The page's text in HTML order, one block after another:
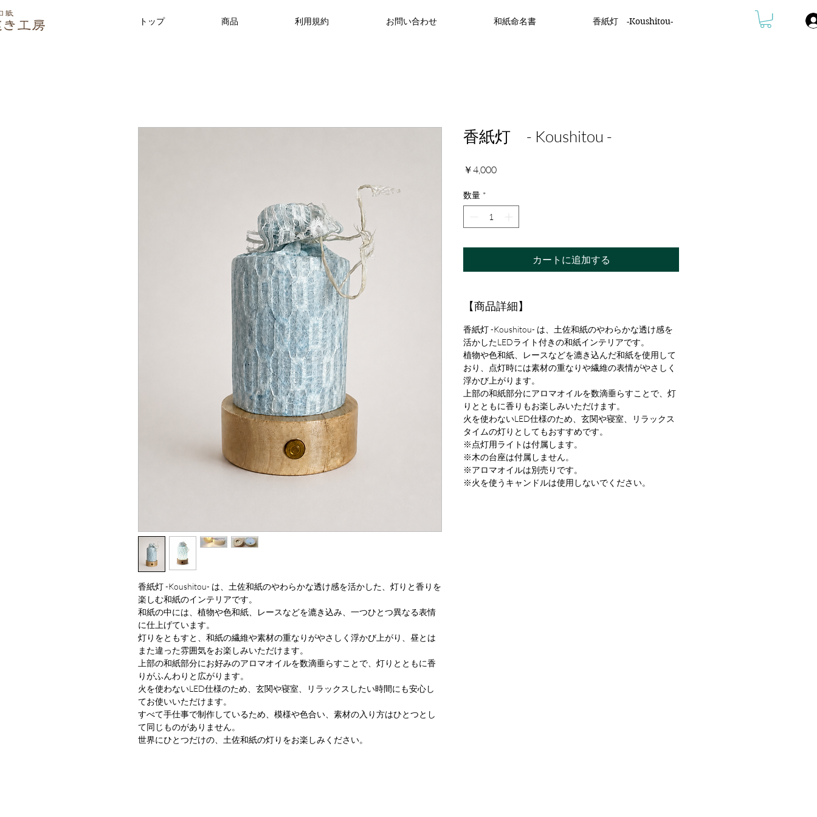
トップ 商品 利用規約 お問い合わせ 和紙命名書 香紙灯 -Koushitou-
香紙灯 -Koushitou- は、土佐和紙のやわらかな透け感を活かした、灯りと香りを
楽しむ和紙のインテリアです。
和紙の中には、植物や色和紙、レースなどを漉き込み、一つひとつ異なる表情
に仕上げています。
灯りをともすと、和紙の繊維や素材の重なりがやさしく浮かび上がり、昼とは
また違った雰囲気をお楽しみいただけます。
上部の和紙部分にお好みのアロマオイルを数滴垂らすことで、灯りとともに香
りがふんわりと広がります。
火を使わないLED仕様のため、玄関や寝室、リラックスしたい時間にも安心し
てお使いいただけます。
すべて手仕事で制作しているため、模様や色合い、素材の入り方はひとつとし
て同じものがありません。
世界にひとつだけの、土佐和紙の灯りをお楽しみください。
香紙灯 - Koushitou -
￥4,000価
数量 *
カートに追加する
【商品詳細】
香紙灯 -Koushitou- は、土佐和紙のやわらかな透け感を
活かしたLEDライト付きの和紙インテリアです。
植物や色和紙、レースなどを漉き込んだ和紙を使用して
おり、点灯時には素材の重なりや繊維の表情がやさしく
浮かび上がります。
上部の和紙部分にアロマオイルを数滴垂らすことで、灯
りとともに香りもお楽しみいただけます。
火を使わないLED仕様のため、玄関や寝室、リラックス
タイムの灯りとしてもおすすめです。
※点灯用ライトは付属します。
※木の台座は付属しません。
※アロマオイルは別売りです。
※火を使うキャンドルは使用しないでください。